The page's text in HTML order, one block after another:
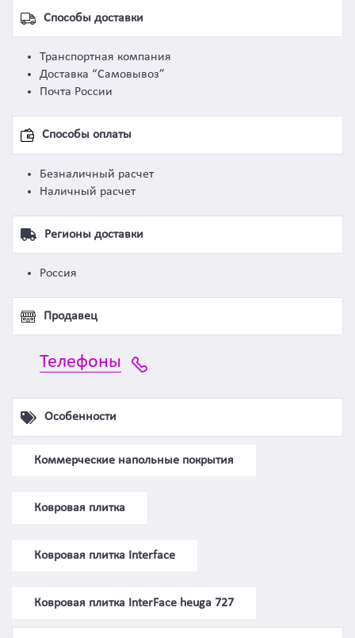
Способы доставки
Транспортная компания
Доставка “Самовывоз”
Почта России
Способы оплаты
Безналичный расчет
Наличный расчет
Регионы доставки
Россия
Продавец
Телефоны
Особенности
Коммерческие напольные покрытия
Ковровая плитка
Ковровая плитка Interface
Ковровая плитка InterFace heuga 727